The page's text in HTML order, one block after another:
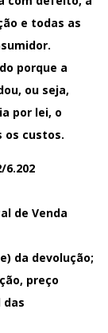
e todas as
porque a
ou seja,
por lei, o
os custos.
6.202
de Venda
da devolução;
preço